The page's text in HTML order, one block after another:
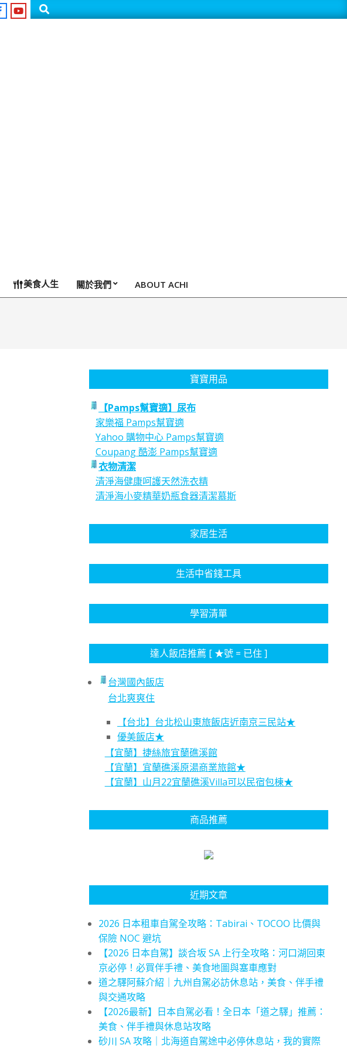
Search
美食人生 關於我們 ABOUT ACHI
寶寶用品
【Pamps幫寶適】尿布
家樂福 Pamps幫寶適
Yahoo 購物中心 Pamps幫寶適
Coupang 酷澎 Pamps幫寶適
衣物清潔
清淨海健康呵護天然洗衣精
清淨海小麥精華奶瓶食器清潔慕斯
家居生活
生活中省錢工具
學習清單
達人飯店推薦 [ ★號 = 已住 ]
台灣國內飯店
台北爽爽住
【台北】台北松山東旅飯店近南京三民站★
優美飯店★
【宜蘭】捷絲旅宜蘭礁溪館
【宜蘭】宜蘭礁溪原湯商業旅館★
【宜蘭】山月22宜蘭礁溪Villa可以民宿包棟★
商品推薦
近期文章
2026 日本租車自駕全攻略：Tabirai、TOCOO 比價與
保險 NOC 避坑
【2026 日本自駕】談合坂 SA 上行全攻略：河口湖回東
京必停！必買伴手禮、美食地圖與塞車應對
道之驛阿蘇介紹｜九州自駕必訪休息站，美食、伴手禮
與交通攻略
【2026最新】日本自駕必看！全日本「道之驛」推薦：
美食、伴手禮與休息站攻略
砂川 SA 攻略｜北海道自駕途中必停休息站，我的實際